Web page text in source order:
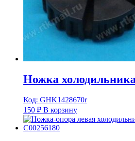
Ножка
Код: GHK1428670r
150 ₽ В корзину